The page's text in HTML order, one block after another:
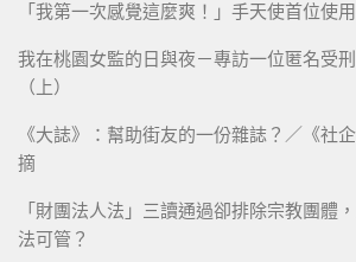
「我第一次感覺這麼爽！」手天使首位使
我在桃園女監的日與夜－專訪一位匿名受
（上）
《大誌》：幫助街友的一份雜誌？／《社
摘
「財團法人法」三讀通過卻排除宗教團體
法可管？